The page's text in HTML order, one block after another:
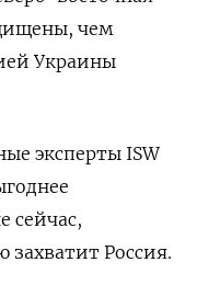
чем
Украины
эксперты ISW
сейчас,
захватит Россия.